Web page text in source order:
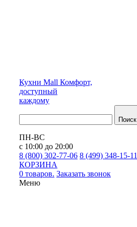
Кухни Mall Комфорт,
доступный
каждому
Поиск
ПН-ВС
с 10:00 до 20:00
8 (800) 302-77-06 8 (499) 348-15-11
КОРЗИНА
0 товаров. Заказать звонок
Меню